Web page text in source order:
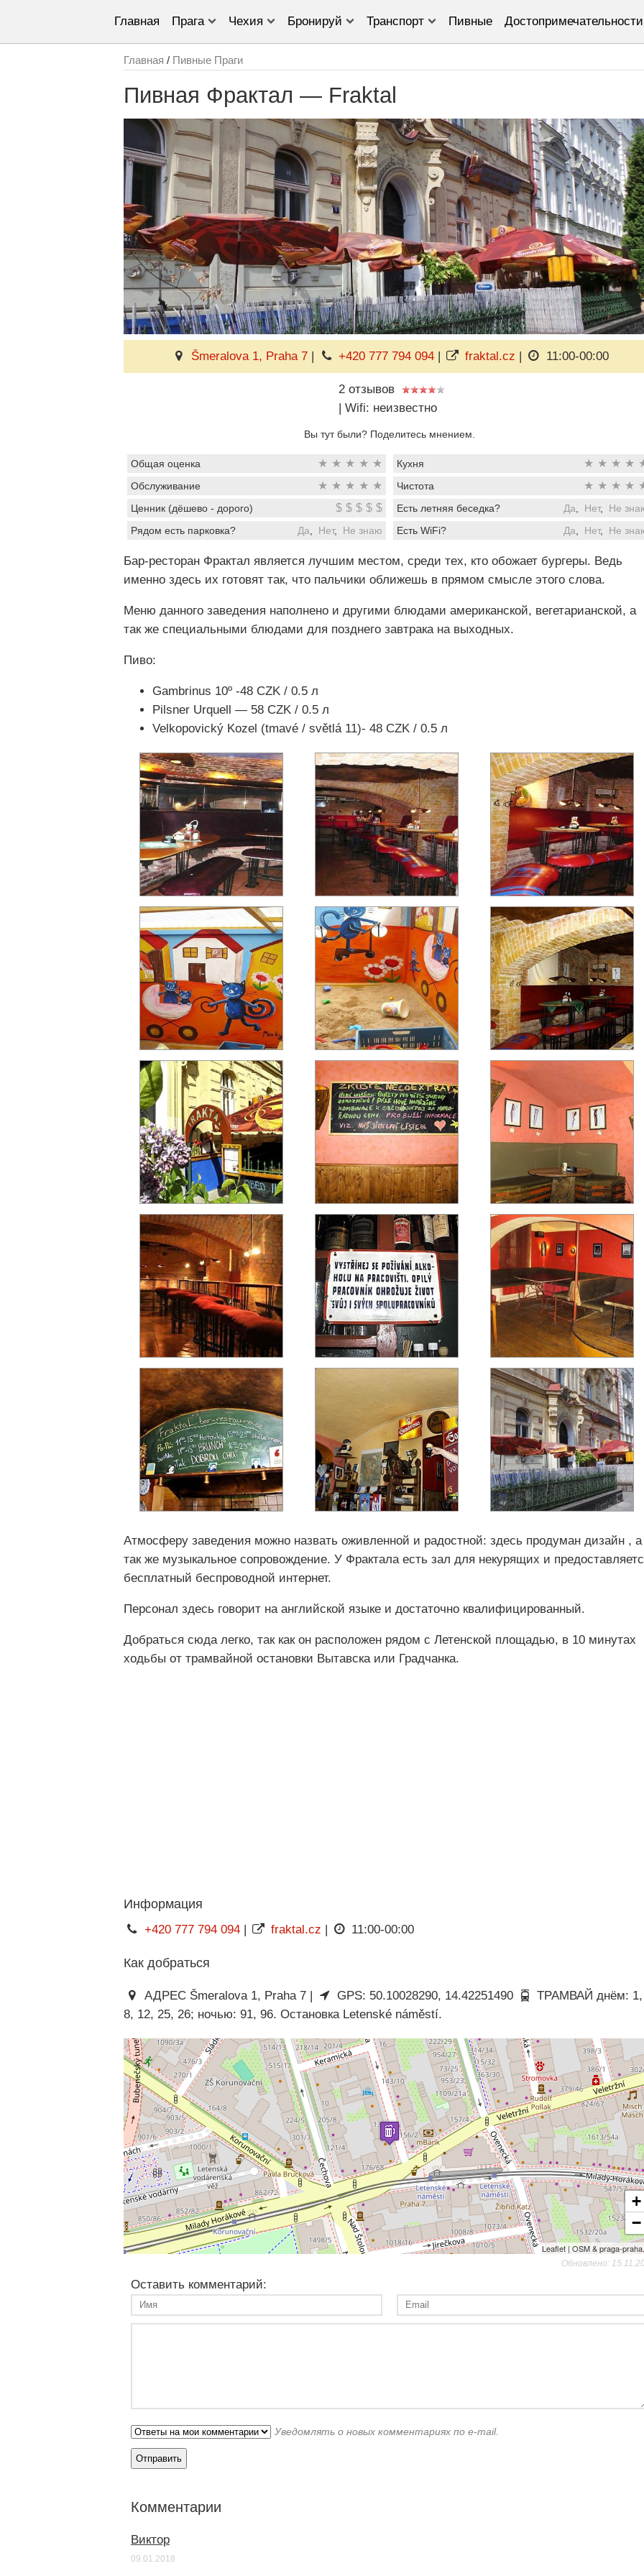
Главная Прага Чехия Бронируй Транспорт Пивные Достопримечательности
Главная / Пивные Праги
Пивная Фрактал — Fraktal
Šmeralova 1, Praha 7 | +420 777 794 094 | fraktal.cz | 11:00-00:00
2 отзывов
| Wifi: неизвестно
Вы тут были? Поделитесь мнением.
Общая оценка ★ ★ ★ ★ ★ Кухня ★ ★ ★ ★
Обслуживание ★ ★ ★ ★ ★ Чистота ★ ★ ★ ★
Ценник (дёшево - дорого) $ $ $ $ $ Есть летняя беседка? Да Нет, Не
Рядом есть парковка?
Да Нет, Не знаю Есть WiFi? Да Нет, Не
Бар-ресторан Фрактал является лучшим местом, среди тех, кто обожает бургеры. Ведь
именно здесь их готовят так, что пальчики оближешь в прямом смысле этого слова.
Меню данного заведения наполнено и другими блюдами американской, вегетарианской, а
так же специальными блюдами для позднего завтрака на выходных.
Пиво:
Gambrinus 10º -48 CZK / 0.5 л
Pilsner Urquell — 58 CZK / 0.5 л
Velkopovický Kozel (tmavé / světlá 11)- 48 CZK / 0.5 л
Атмосферу заведения можно назвать оживленной и радостной: здесь продуман дизайн , а
так же музыкальное сопровождение. У Фрактала есть зал для некурящих и
бесплатный беспроводной интернет.
Персонал здесь говорит на английской языке и достаточно квалифицированный.
Добраться сюда легко, так как он расположен рядом с Летенской площадью, в 10 минутах
ходьбы от трамвайной остановки Вытавска или Градчанка.
Информация
+420 777 794 094| fraktal.cz | 11:00-00:00
Как добраться
АДРЕС Šmeralova 1, Praha 7 | GPS: 50.10028290, 14.42251490
ТРАМВАЙ днём: 1,
8, 12, 25, 26; ночью: 91, 96. Остановка Letenské náměstí.
+
−
Leaflet | OSM & praga-
Обновлено:
Оставить комментарий:
Уведомлять о новых комментариях по e-mail.
Комментарии
Виктор
09.01.2018